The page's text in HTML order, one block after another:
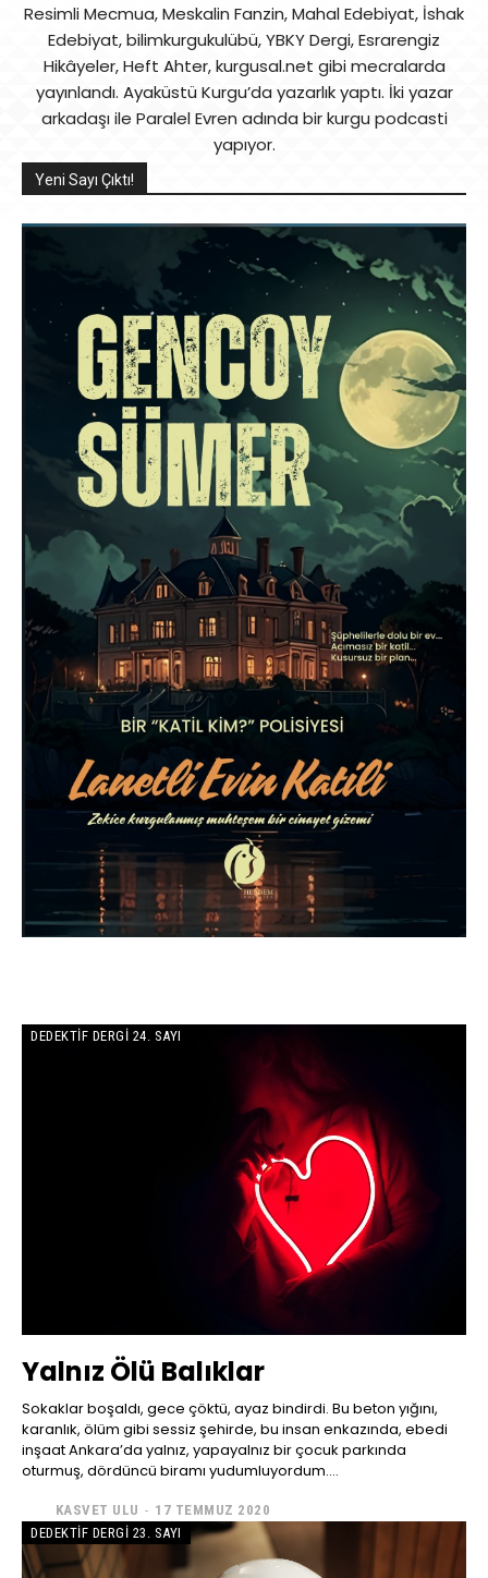
Resimli Mecmua, Meskalin Fanzin, Mahal Edebiyat, İshak
Edebiyat, bilimkurgukulübü, YBKY Dergi, Esrarengiz
Hikâyeler, Heft Ahter, kurgusal.net gibi mecralarda
yayınlandı. Ayaküstü Kurgu’da yazarlık yaptı. İki yazar
arkadaşı ile Paralel Evren adında bir kurgu podcasti
yapıyor.
Yeni Sayı Çıktı!
DEDEKTIF DERGI 24. SAYI
Yalnız Ölü Balıklar
Sokaklar boşaldı, gece çöktü, ayaz bindirdi. Bu beton yığını,
karanlık, ölüm gibi sessiz şehirde, bu insan enkazında, ebedi
inşaat Ankara’da yalnız, yapayalnız bir çocuk parkında
oturmuş, dördüncü biramı yudumluyordum....
KASVET ULU - 17 TEMMUZ 2020
DEDEKTIF DERGI 23. SAYI